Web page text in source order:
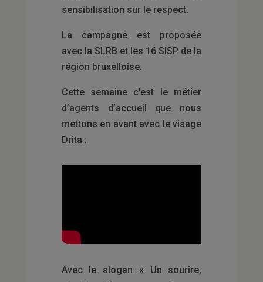
sensibilisation sur le respect.
La campagne est proposée
avec la SLRB et les 16 SISP de la
région bruxelloise.
Cette semaine c’est le métier
d’agents d’accueil que nous
mettons en avant avec le visage
Drita :
Avec le slogan « Un sourire,